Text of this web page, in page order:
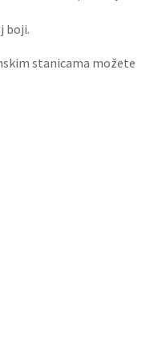
boji.
stanicama možete